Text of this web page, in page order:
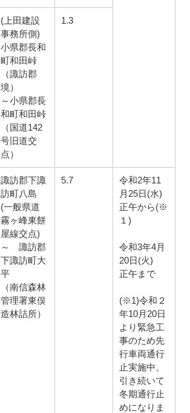
(上田建設
事務所側)
小県郡長和
町和田峠
（諏訪郡
境）
～小県郡長
和町和田峠
（国道142
号旧道交
点）
1.3
諏訪郡下諏
訪町八島
(一般県道
霧ヶ峰東餅
屋線交点)
～ 諏訪郡
下諏訪町大
平
（南信森林
管理署東俣
造林詰所）
5.7
令和2年11
月25日(水)
正午から(※
１)
令和3年4月
20日(火)
正午まで
(※1)令和２
年10月20日
より緊急工
事のため先
行車両通行
止実施中。
引き続いて
冬期通行止
めになりま